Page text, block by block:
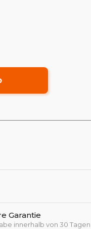
Garantie
innerhalb von 30 Tagen